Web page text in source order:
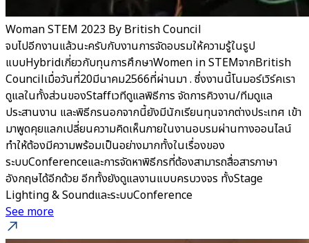
Woman STEM 2023 By British Council
จบไปอีกงานแล้วนะครับกับงานการจัดอบรมให้ความรู้ในรูป
แบบHybridเกี่ยวกับทุนการศึกษาWomen in STEMจากBritish
Councilเมื่อวันที่20มีนาคม2566ที่ผ่านมา . ซึ่งงานนี้โนมอร์เวิร์คเรา
ดูแลในทั้งส่วนของStaffเวทีดูแลพิธีการ จัดการคิวงาน/ทีมดูแล
ประสานงาน และพิธีกรนอกจากนี้ยังมีนักเรียนทุนจากต่างประเทศ เข้า
มาพูดคุยแลกเปลี่ยนความคิดเห็นภายในงานอบรมผ่านทางออนไลน์
ทำให้ต้องมีความพร้อมเป็นอย่างมากทั้งในเรื่องของ
ระบบConferenceและการจัดหาพิธีกรที่ต้องสามารถสื่อสารภาษา
อังกฤษได้อีกด้วย อีกทั้งยังดูแลงานแบบครบวงจร ทั้งStage
Lighting & SoundและระบบConference
See more